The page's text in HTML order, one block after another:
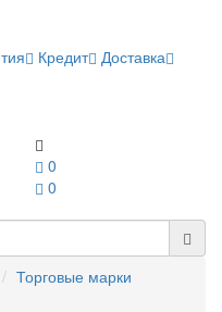
Кредит Доставка
0
0
Торговые марки